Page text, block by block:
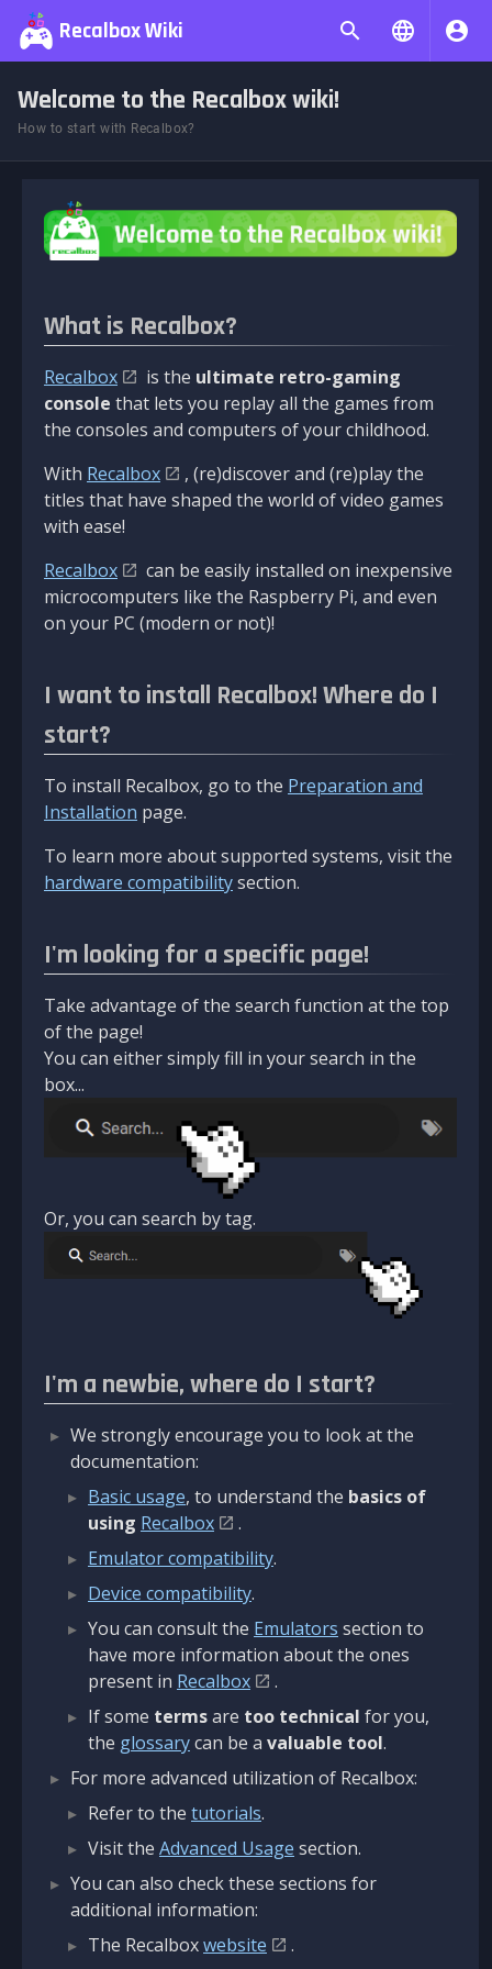
Recalbox Wiki
Welcome to the Recalbox wiki!
How to start with Recalbox?
What is Recalbox?
Recalbox is the ultimate retro-gaming
console that lets you replay all the games from
the consoles and computers of your childhood.
With Recalbox
, (re)discover and (re)play the
titles that have shaped the world of video games
with ease!
Recalbox
can be easily installed on inexpensive
microcomputers like the Raspberry Pi, and even
on your PC (modern or not)!
I want to install Recalbox! Where do I
start?
To install Recalbox, go to the Preparation and
Installation page.
To learn more about supported systems, visit the
hardware compatibilitysection.
I'm looking for a specific page!
Take advantage of the search function at the top
of the page!
You can either simply fill in your search in the
box...
Or, you can search by tag.
I'm a newbie, where do I start?
We strongly encourage you to look at the
documentation:
Basic usage, to understand the basics of
using Recalbox
.
Emulator compatibility.
Device compatibility.
You can consult the Emulators section to
have more information about the ones
present in Recalbox
.
If some termsare too technical for you,
the glossarycan be a valuable tool.
For more advanced utilization of Recalbox:
Refer to the tutorials.
Visit the Advanced Usage section.
You can also check these sections for
additional information:
The Recalboxwebsite
.